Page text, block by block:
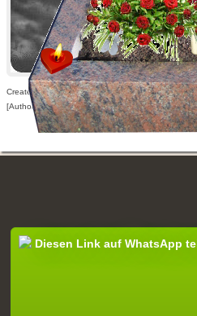
Created: 18.08.2014,
[Author visible for registered users only]
Diesen Link auf WhatsApp